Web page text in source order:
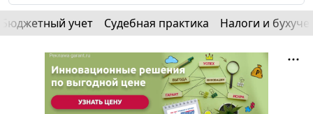
Бюджетный учет Судебная практика Налоги и